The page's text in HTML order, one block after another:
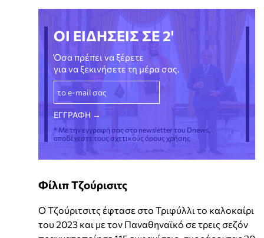
ΟΙ ΕΙΔΗΣΕΙΣ ΣΕ 2'
Όσα πρέπει να ξέρετε
για να ξεκινήσετε τη μέρα σας.
* Με την εγγραφή σας στο newsletter του Dnews,
αποδέχεστε τους σχετικούς όρους χρήσης
Φίλιπ Τζούρισιτς
Ο Τζούριτσιτς έφτασε στο Τριφύλλι το καλοκαίρι
του 2023 και με τον Παναθηναϊκό σε τρεις σεζόν